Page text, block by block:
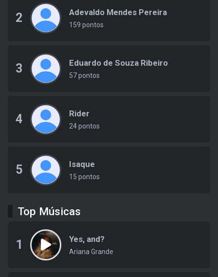
2 Adevaldo Mendes Pereira
159 pontos
3 Eduardo de Souza Ribeiro
57 pontos
4 Rider
24 pontos
5 Isaque
15 pontos
Top Músicas
1 Yes, and?
Ariana Grande